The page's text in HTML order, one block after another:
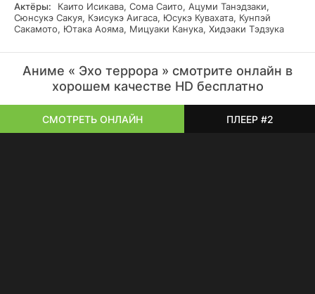
Актёры:
Каито Исикава, Сома Саито, Ацуми Танэдзаки,
Сюнсукэ Сакуя, Кэисукэ Аигаса, Юсукэ Кувахата, Кунпэй
Сакамото, Ютака Аояма, Мицуаки Канука, Хидэаки Тэдзука
Аниме « Эхо террора » смотрите онлайн в
хорошем качестве HD бесплатно
СМОТРЕТЬ ОНЛАЙН ПЛЕЕР #2